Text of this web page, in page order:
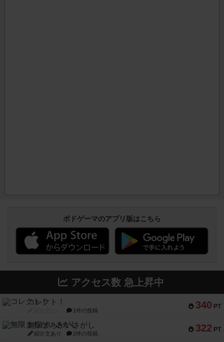
ボドゲーマのアプリ版はこちら
アクセス数 急上昇中
340 PT
コレクト！
1件の投稿
322 PT
無限まちがいさがし
紹介文あり 2件の投稿